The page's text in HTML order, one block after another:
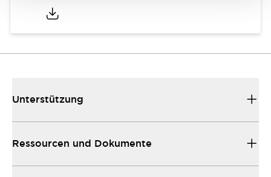
Unterstützung
Ressourcen und Dokumente